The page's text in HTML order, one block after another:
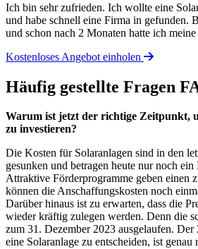
Ich bin sehr zufrieden. Ich wollte eine
und habe schnell eine Firma in gefunden.
und schon nach 2 Monaten hatte ich
Kostenloses Angebot einholen
Häufig gestellte Fragen
Warum ist jetzt der richtige Zeitpunkt,
zu investieren?
Die Kosten für Solaranlagen sind in den
gesunken und betragen heute nur noch ein
Attraktive Förderprogramme geben einen
können die Anschaffungskosten noch
Darüber hinaus ist zu erwarten, dass die
wieder kräftig zulegen werden. Denn die
zum 31. Dezember 2023 ausgelaufen.
eine Solaranlage zu entscheiden, ist genau